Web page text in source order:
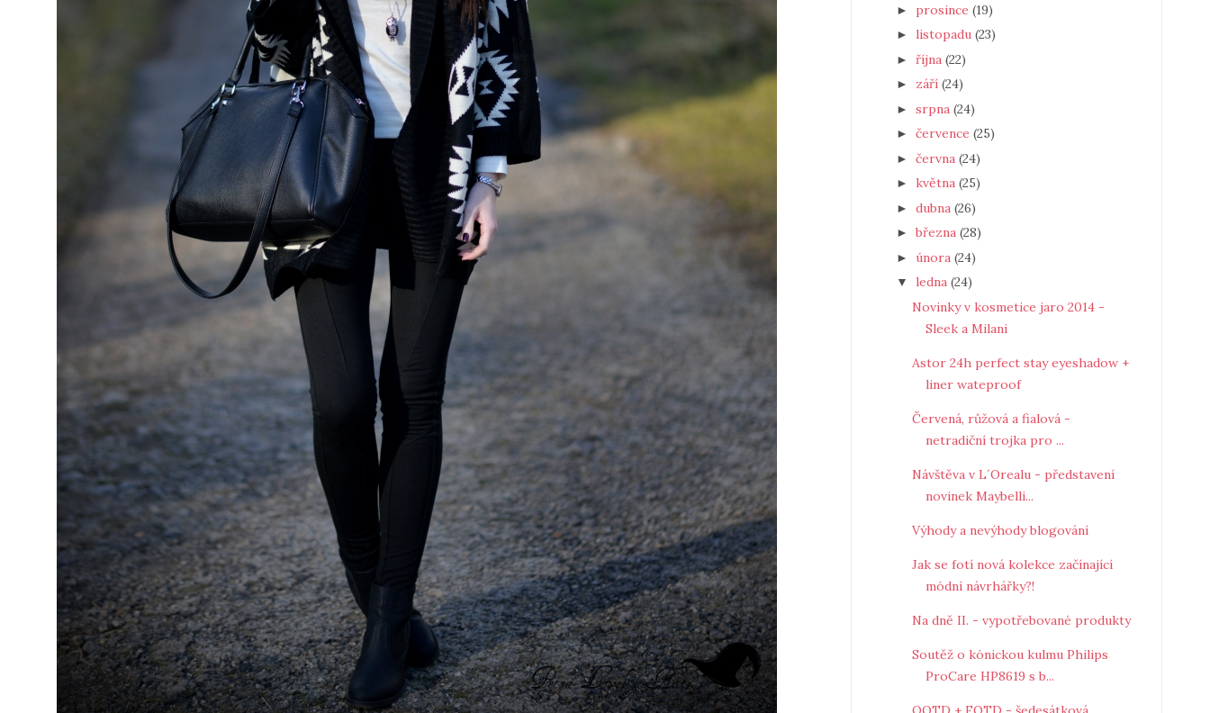
► prosince (19)
► listopadu (23)
► října (22)
► září (24)
► srpna (24)
► července (25)
► června (24)
► května (25)
► dubna (26)
► března (28)
► února (24)
▼ ledna (24)
Novinky v kosmetice jaro 2014 -
Sleek a Milani
Astor 24h perfect stay eyeshadow +
liner wateproof
Červená, růžová a fialová -
netradiční trojka pro ...
Návštěva v L´Orealu - představení
novinek Maybelli...
Výhody a nevýhody blogování
Jak se fotí nová kolekce začínající
módní návrhářky?!
Na dně II. - vypotřebované produkty
Soutěž o kónickou kulmu Philips
ProCare HP8619 s b...